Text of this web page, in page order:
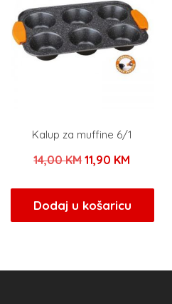
Kalup za muffine 6/1
14,00KMIzvorna
bila
je:
11,90 KM
je:
11,90 KM.
Dodaj u košaricu